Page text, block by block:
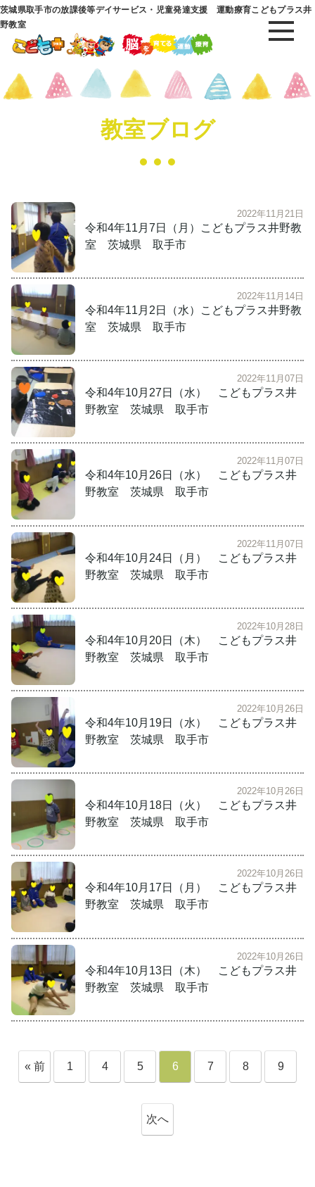
茨城県取手市の放課後等デイサービス・児童発達支援 運動療育こどもプラス井
野教室
教室ブログ
令和4年11月7日（月）こどもプラス井野教
室 茨城県 取手市
2022年11月21日
令和4年11月2日（水）こどもプラス井野教
室 茨城県 取手市
2022年11月14日
令和4年10月27日（水） こどもプラス井
野教室 茨城県 取手市
2022年11月07日
令和4年10月26日（水） こどもプラス井
野教室 茨城県 取手市
2022年11月07日
令和4年10月24日（月） こどもプラス井
野教室 茨城県 取手市
2022年11月07日
令和4年10月20日（木） こどもプラス井
野教室 茨城県 取手市
2022年10月28日
令和4年10月19日（水） こどもプラス井
野教室 茨城県 取手市
2022年10月26日
令和4年10月18日（火） こどもプラス井
野教室 茨城県 取手市
2022年10月26日
令和4年10月17日（月） こどもプラス井
野教室 茨城県 取手市
2022年10月26日
令和4年10月13日（木） こどもプラス井
野教室 茨城県 取手市
2022年10月26日
« 前 1 4 5 6 7 8 9
次へ